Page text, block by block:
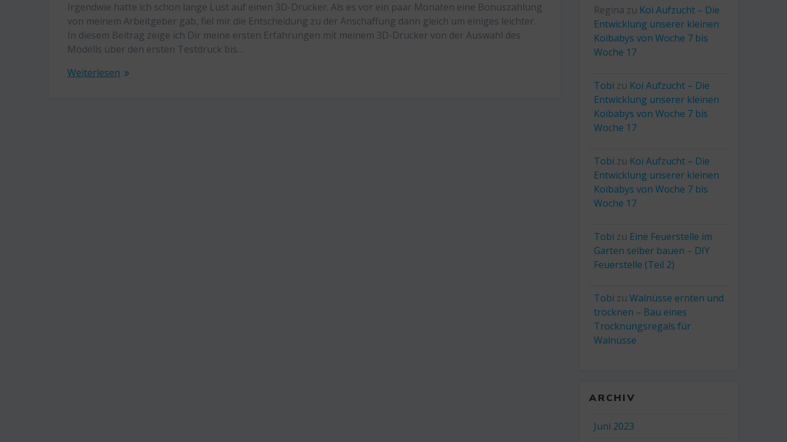
Irgendwie hatte ich schon lange Lust auf einen 3D-Drucker. Als es vor ein paar Monaten eine Bonuszahlung
von meinem Arbeitgeber gab, fiel mir die Entscheidung zu der Anschaffung dann gleich um einiges leichter.
In diesem Beitrag zeige ich Dir meine ersten Erfahrungen mit meinem 3D-Drucker von der Auswahl des
Modells über den ersten Testdruck bis…
Weiterlesen
Regina zu Koi Aufzucht – Die
Entwicklung unserer kleinen
Koibabys von Woche 7 bis
Woche 17
Tobi zu Koi Aufzucht – Die
Entwicklung unserer kleinen
Koibabys von Woche 7 bis
Woche 17
Tobi zu Koi Aufzucht – Die
Entwicklung unserer kleinen
Koibabys von Woche 7 bis
Woche 17
Tobi zu Eine Feuerstelle im
Garten selber bauen – DIY
Feuerstelle (Teil 2)
Tobi zuWalnüsse ernten und
trocknen – Bau eines
Trocknungsregals für
Walnüsse
ARCHIV
Juni 2023